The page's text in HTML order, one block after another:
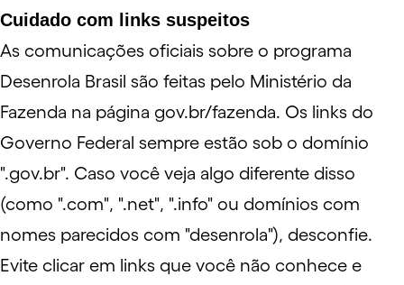
Cuidado com links suspeitos
As comunicações oficiais sobre o programa
Desenrola Brasil são feitas pelo Ministério da
Fazenda na página gov.br/fazenda. Os links do
Governo Federal sempre estão sob o domínio
".gov.br". Caso você veja algo diferente disso
(como ".com", ".net", ".info" ou domínios com
nomes parecidos com "desenrola"), desconfie.
Evite clicar em links que você não conhece e